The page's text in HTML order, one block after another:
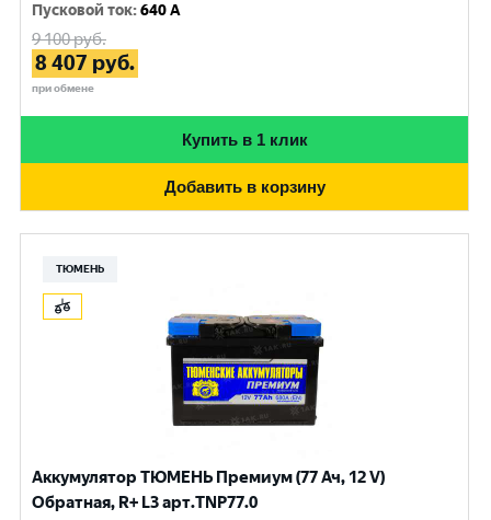
Пусковой ток:640 A
9 100руб.
8 407 руб.
при обмене
Купить в 1 клик
Добавить в корзину
ТЮМЕНЬ
Аккумулятор ТЮМЕНЬ Премиум (77 Ач, 12 V)
Обратная, R+ L3 арт.TNP77.0